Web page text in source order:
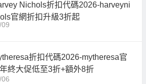
Nichols折扣代碼2026-harveyni
官網折扣升級3折起
折扣代碼2026-mytheresa官
終大促低至3折+額外8折